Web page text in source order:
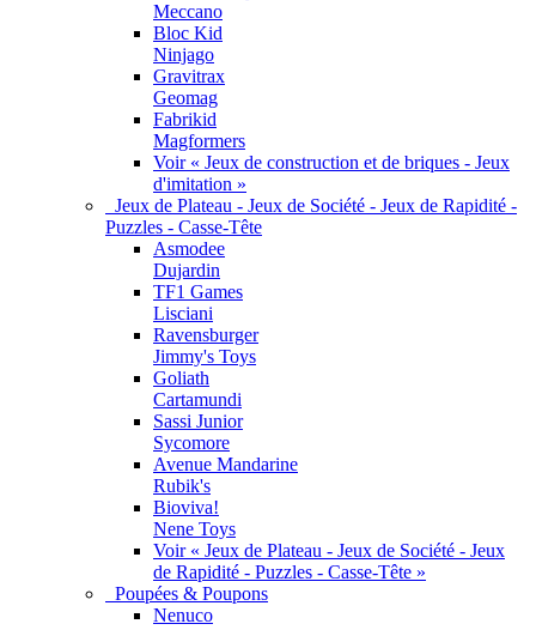
Meccano
Bloc Kid
Ninjago
Gravitrax
Geomag
Fabrikid
Magformers
Voir « Jeux de construction et de briques - Jeux
d'imitation »
Jeux de Plateau - Jeux de Société - Jeux de Rapidité -
Puzzles - Casse-Tête
Asmodee
Dujardin
TF1 Games
Lisciani
Ravensburger
Jimmy's Toys
Goliath
Cartamundi
Sassi Junior
Sycomore
Avenue Mandarine
Rubik's
Bioviva!
Nene Toys
Voir « Jeux de Plateau - Jeux de Société - Jeux
de Rapidité - Puzzles - Casse-Tête »
Poupées & Poupons
Nenuco